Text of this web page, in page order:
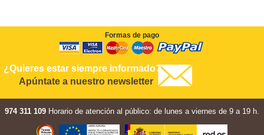
Formas de pago
¿Quieres estar siempre informado?
Apúntate a nuestro newsletter
974 311 109 Horario de atención al público: de lunes a viernes de 9 a 19 h.